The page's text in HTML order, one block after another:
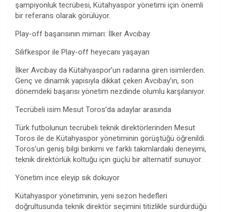
şampiyonluk tecrübesi, Kütahyaspor yönetimi için önemli
bir referans olarak görülüyor.
Play-off başarısının mimarı: İlker Avcıbay
Silifkespor ile Play-off heyecanı yaşayan
İlker Avcıbay da Kütahyaspor’un radarına giren isimlerden.
Genç ve dinamik yapısıyla dikkat çeken Avcıbay’ın, son
dönemdeki başarısı yönetim nezdinde olumlu karşılanıyor.
Tecrübeli isim Mesut Toros’da adaylar arasında
Türk futbolunun tecrübeli teknik direktörlerinden Mesut
Toros ile de Kütahyaspor yönetiminin görüştüğü öğrenildi.
Toros’un geniş bilgi birikimi ve farklı takımlardaki deneyimi,
teknik direktörlük koltuğu için güçlü bir alternatif sunuyor.
Yönetim ince eleyip sık dokuyor
Kütahyaspor yönetiminin, yeni sezon hedefleri
doğrultusunda teknik direktör seçimini titizlikle sürdürdüğü